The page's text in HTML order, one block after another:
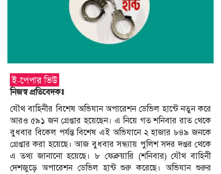
নিজস্ব প্রতিবেদকঃ
যৌথ বাহিনীর বিশেষ অভিযান অপারেশন ডেভিল হান্টে নতুন করে
আরও ৫৯১ জন গ্রেপ্তার হয়েছেন। এ নিয়ে গত শনিবার রাত থেকে
বুধবার বিকেল পর্যন্ত বিশেষ এই অভিযানে ২ হাজার ৮৪৯ জনকে
গ্রেপ্তার করা হয়েছে। আজ বুধবার সন্ধ্যায় পুলিশ সদর দপ্তর থেকে
এ তথ্য জানানো হয়েছে। ৮ ফেব্রুয়ারি (শনিবার) যৌথ বাহিনী
দেশজুড়ে অপারেশন ডেভিল হান্ট শুরু করেছে। অভিযান শুরুর